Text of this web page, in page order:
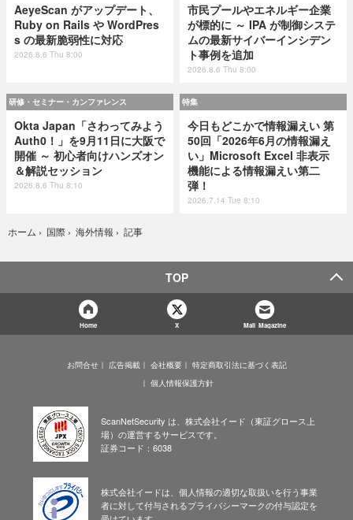
AeyeScan がアップデート、
Ruby on Rails や WordPres
s の最新脆弱性に対応
2026.8.6 Thu 8:00
市民プールやエネルギー企業
が標的に ～ IPA が制御システ
ムの最新サイバーインシデン
ト事例を追加
2026.8.6 Thu 8:00
研修・セミナー・カンファレンス
Okta Japan「さわってみよう
Auth0！」を9月11日に大阪で
開催 ～ 初心者向けハンズオン
＆解説セッション
2026.8.6 Thu 8:10
特集
今日もどこかで情報漏えい 第
50回「2026年6月の情報漏え
い」Microsoft Excel 非表示
機能による情報漏えい第二
弾！
2026.7.14 Tue 8:10
ホーム › 国際 › 海外情報 › 記事
TOP
Home X Mail Magazine
お問合せ 広告掲載 会社概要
特定商取引法に基づく表記
個人情報保護方針
ScanNetSecurity は、株式会社イード（東証グロース上
場）の運営するサービスです。
証券コード：6038
株式会社イードは、個人情報の適切な取扱いを行う事業
者に対して付与されるプライバシーマークの付与認定を